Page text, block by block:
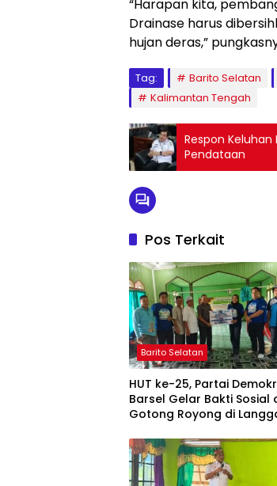
“Harapan kita,
Drainase harus
hujan deras,”
Tag: Barito Selatan
Kalimantan Tengah
Respon Keluhan
Pendataan
Pos Terkait
Barito Selatan
HUT ke-25, Partai
Barsel Gelar Bakti Sosial
Gotong Royong di